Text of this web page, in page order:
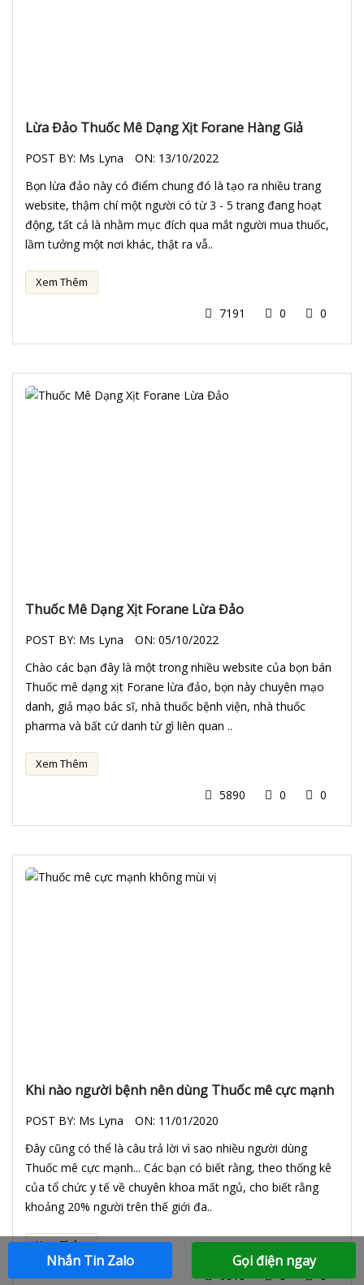
Lừa Đảo Thuốc Mê Dạng Xịt Forane Hàng Giả
POST BY: Ms Lyna ON: 13/10/2022
Bọn lừa đảo này có điểm chung đó là tạo ra nhiều trang
website, thậm chí một người có từ 3 - 5 trang đang hoạt
động, tất cả là nhằm mục đích qua mắt người mua thuốc,
lầm tưởng một nơi khác, thật ra vẫ..
Xem Thêm
7191 0 0
Thuốc Mê Dạng Xịt Forane Lừa Đảo
POST BY: Ms Lyna ON: 05/10/2022
Chào các bạn đây là một trong nhiều website của bọn bán
Thuốc mê dạng xịt Forane lừa đảo, bọn này chuyên mạo
danh, giả mạo bác sĩ, nhà thuốc bệnh viện, nhà thuốc
pharma và bất cứ danh từ gì liên quan ..
Xem Thêm
5890 0 0
Khi nào người bệnh nên dùng Thuốc mê cực mạnh
POST BY: Ms Lyna ON: 11/01/2020
Đây cũng có thể là câu trả lời vì sao nhiều người dùng
Thuốc mê cực mạnh... Các bạn có biết rằng, theo thống kê
của tổ chức y tế về chuyên khoa mất ngủ, cho biết rằng
khoảng 20% người trên thế giới đa..
Xem Thêm
9010 0 0
Nhắn Tin Zalo Gọi điện ngay